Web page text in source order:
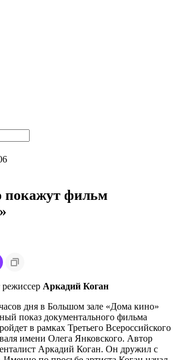
покажут фильм
режиссер Аркадий Коган
дня в Большом зале «Дома кино»
показ документального фильма
в рамках Третьего Всероссийского
имени Олега Янковского. Автор
Аркадий Коган. Он дружил с